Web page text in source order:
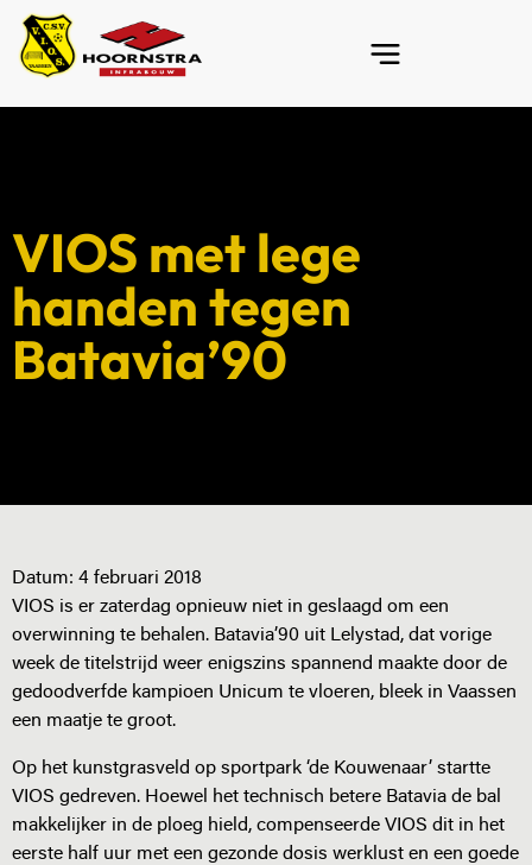
VIOS met lege
handen tegen
Batavia’90
Datum: 4 februari 2018
VIOS is er zaterdag opnieuw niet in geslaagd om een
overwinning te behalen. Batavia’90 uit Lelystad, dat vorige
week de titelstrijd weer enigszins spannend maakte door de
gedoodverfde kampioen Unicum te vloeren, bleek in Vaassen
een maatje te groot.
Op het kunstgrasveld op sportpark ‘de Kouwenaar’ startte
VIOS gedreven. Hoewel het technisch betere Batavia de bal
makkelijker in de ploeg hield, compenseerde VIOS dit in het
eerste half uur met een gezonde dosis werklust en een goede